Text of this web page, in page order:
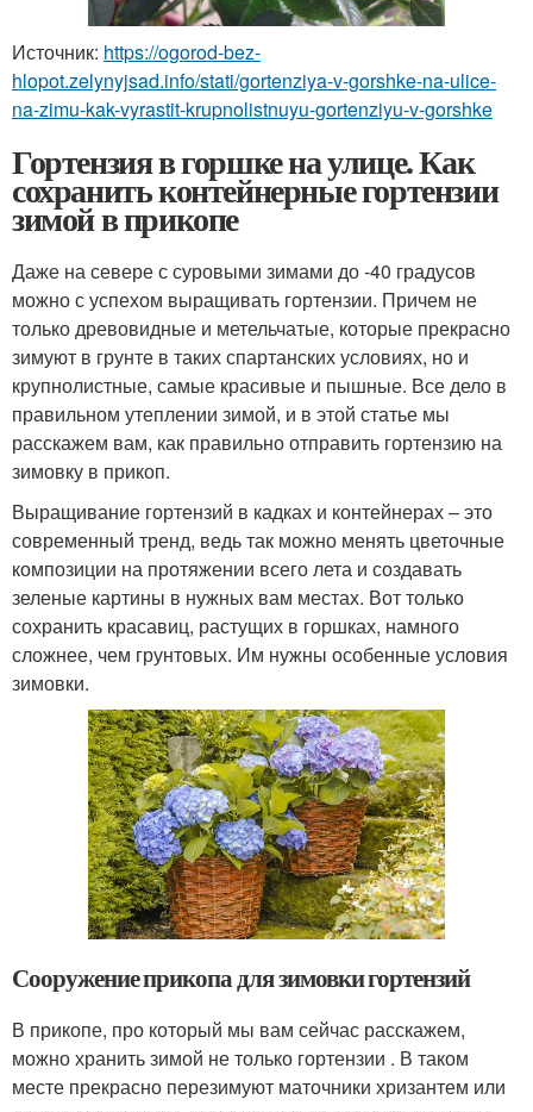
Источник: https://ogorod-bez-
hlopot.zelynyjsad.info/stati/gortenziya-v-gorshke-na-ulice-
na-zimu-kak-vyrastit-krupnolistnuyu-gortenziyu-v-gorshke
Гортензия в горшке на улице. Как
сохранить контейнерные гортензии
зимой в прикопе
Даже на севере с суровыми зимами до -40 градусов
можно с успехом выращивать гортензии. Причем не
только древовидные и метельчатые, которые прекрасно
зимуют в грунте в таких спартанских условиях, но и
крупнолистные, самые красивые и пышные. Все дело в
правильном утеплении зимой, и в этой статье мы
расскажем вам, как правильно отправить гортензию на
зимовку в прикоп.
Выращивание гортензий в кадках и контейнерах – это
современный тренд, ведь так можно менять цветочные
композиции на протяжении всего лета и создавать
зеленые картины в нужных вам местах. Вот только
сохранить красавиц, растущих в горшках, намного
сложнее, чем грунтовых. Им нужны особенные условия
зимовки.
Сооружение прикопа для зимовки гортензий
В прикопе, про который мы вам сейчас расскажем,
можно хранить зимой не только гортензии . В таком
месте прекрасно перезимуют маточники хризантем или